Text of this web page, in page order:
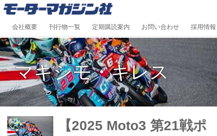
会社概要 刊行物一覧 定期購読案内 お問い合わせ 採用情報
マキシモ・キレス
【2025 Moto3 第21戦ポ